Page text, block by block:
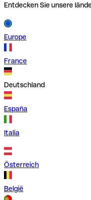
Entdecken Sie unsere
Europe
France
Deutschland
España
Italia
Österreich
België